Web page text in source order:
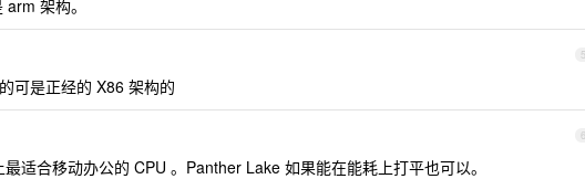
架构。
5
可是正经的 X86 架构的
6
适合移动办公的 CPU 。Panther Lake 如果能在能耗上打平也可以。